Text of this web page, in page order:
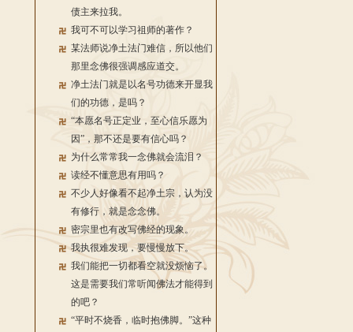
债主来拉我。
我可不可以学习祖师的著作？
某法师说净土法门难信，所以他们
那里念佛很强调感应道交。
净土法门就是以名号功德来开显我
们的功德，是吗？
“本愿名号正定业，至心信乐愿为
因”，那不还是要有信心吗？
为什么常常我一念佛就会流泪？
读经不懂意思有用吗？
不少人好像看不起净土宗，认为没
有修行，就是念念佛。
密宗里也有改写佛经的现象。
我执很难发现，要慢慢放下。
我们能把一切都看空就没烦恼了。
这是需要我们常听闻佛法才能得到
的吧？
“平时不烧香，临时抱佛脚。”这种